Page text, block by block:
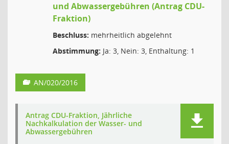
und Abwassergebühren (Antrag CDU-
Fraktion)
Beschluss: mehrheitlich abgelehnt
Abstimmung: Ja: 3, Nein: 3, Enthaltung: 1
AN/020/2016
Antrag CDU-Fraktion, Jährliche
Nachkalkulation der Wasser- und
Abwassergebühren